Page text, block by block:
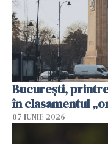
București,
în clasamentul
07 IUNIE 2026